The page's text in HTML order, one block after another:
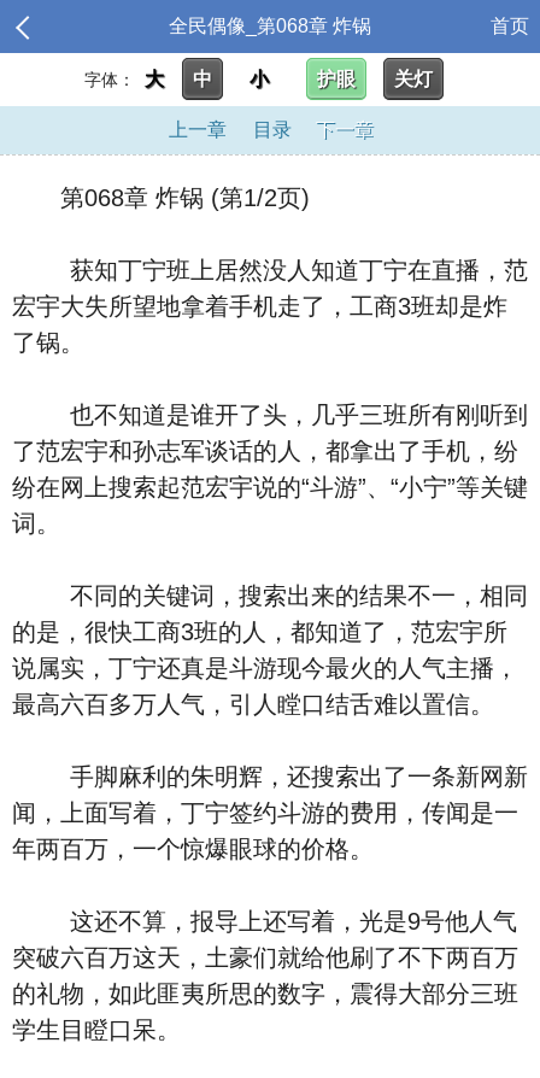
全民偶像_第068章 炸锅 首页
字体： 大 中 小 护眼 关灯
上一章 目录 下一章
第068章 炸锅 (第1/2页)
获知丁宁班上居然没人知道丁宁在直播，范
宏宇大失所望地拿着手机走了，工商3班却是炸
了锅。
也不知道是谁开了头，几乎三班所有刚听到
了范宏宇和孙志军谈话的人，都拿出了手机，纷
纷在网上搜索起范宏宇说的“斗游”、“小宁”等关键
词。
不同的关键词，搜索出来的结果不一，相同
的是，很快工商3班的人，都知道了，范宏宇所
说属实，丁宁还真是斗游现今最火的人气主播，
最高六百多万人气，引人瞠口结舌难以置信。
手脚麻利的朱明辉，还搜索出了一条新网新
闻，上面写着，丁宁签约斗游的费用，传闻是一
年两百万，一个惊爆眼球的价格。
这还不算，报导上还写着，光是9号他人气
突破六百万这天，土豪们就给他刷了不下两百万
的礼物，如此匪夷所思的数字，震得大部分三班
学生目瞪口呆。